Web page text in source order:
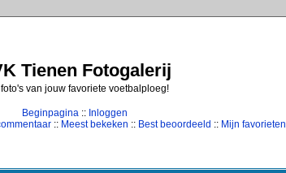
Tienen Fotogalerij
van jouw favoriete voetbalploeg!
Beginpagina :: Inloggen
:: Meest bekeken :: Best beoordeeld :: Mijn favorieten